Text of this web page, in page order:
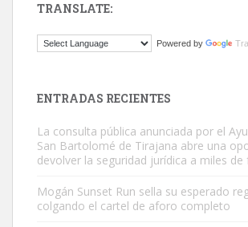
El ayuntamiento se va a llevar a Los Gatos
Gato manso encontrado
TRANSLATE:
Powered by
ENTRADAS RECIENTES
La consulta pública anunciada por el
San Bartolomé de Tirajana abre una
devolver la seguridad jurídica a miles de
Mogán Sunset Run sella su esperado
colgando el cartel de aforo completo